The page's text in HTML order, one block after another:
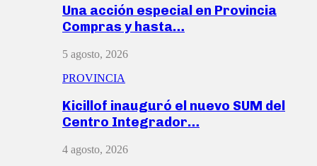
Una acción especial en Provincia
Compras y hasta…
5 agosto, 2026
PROVINCIA
Kicillof inauguró el nuevo SUM del
Centro Integrador…
4 agosto, 2026